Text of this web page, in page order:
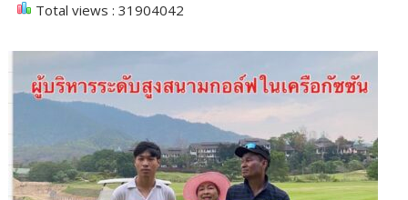
Total views : 31904042